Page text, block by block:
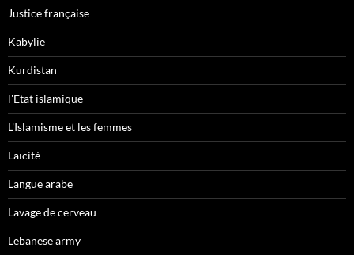
Justice française
Kabylie
Kurdistan
l'Etat islamique
L'Islamisme et les femmes
Laïcité
Langue arabe
Lavage de cerveau
Lebanese army